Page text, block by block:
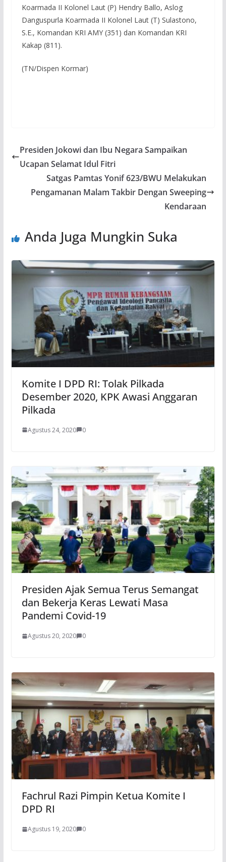
Koarmada II Kolonel Laut (P) Hendry Ballo, Aslog
Danguspurla Koarmada II Kolonel Laut (T) Sulastono,
S.E., Komandan KRI AMY (351) dan Komandan KRI
Kakap (811).
(TN/Dispen Kormar)
Presiden Jokowi dan Ibu Negara Sampaikan
Ucapan Selamat Idul Fitri
Satgas Pamtas Yonif 623/BWU Melakukan
Pengamanan Malam Takbir Dengan Sweeping
Kendaraan
Anda Juga Mungkin Suka
Komite I DPD RI: Tolak Pilkada
Desember 2020, KPK Awasi Anggaran
Pilkada
Agustus 24, 2020 0
Presiden Ajak Semua Terus Semangat
dan Bekerja Keras Lewati Masa
Pandemi Covid-19
Agustus 20, 2020 0
Fachrul Razi Pimpin Ketua Komite I
DPD RI
Agustus 19, 2020 0